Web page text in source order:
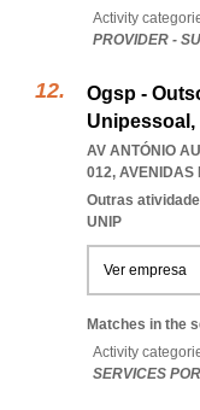
Activity
PROVIDER -
Ogsp -
Unipessoal,
AV ANTÓNIO
012, AVENIDAS
Outras
UNIP
Ver empresa
Matches in the
Activity
SERVICES